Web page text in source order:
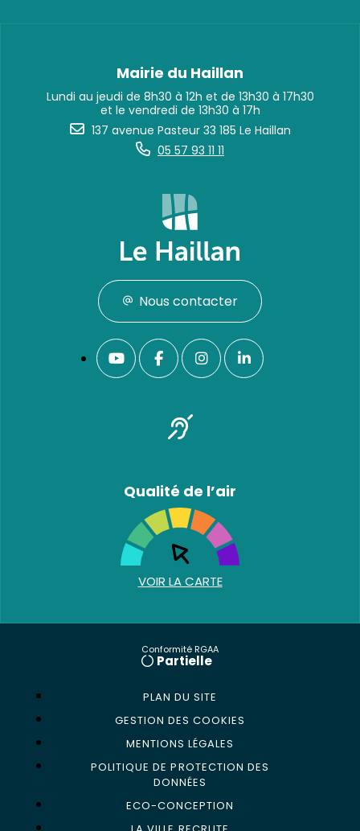
Mairie du Haillan
Lundi au jeudi de 8h30 à 12h et de 13h30 à 17h30
et le vendredi de 13h30 à 17h
137 avenue Pasteur 33 185 Le Haillan
05 57 93 11 11
Nous contacter
Qualité de l’air
VOIR LA CARTE
Conformité RGAA
Partielle
PLAN DU SITE
GESTION DES COOKIES
MENTIONS LÉGALES
POLITIQUE DE PROTECTION DES
DONNÉES
ECO-CONCEPTION